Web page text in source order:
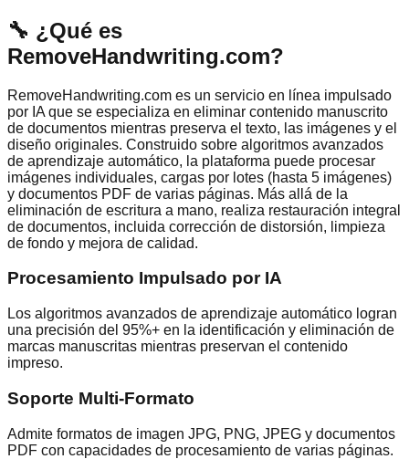
🔧 ¿Qué es
RemoveHandwriting.com?
RemoveHandwriting.com es un servicio en línea impulsado
por IA que se especializa en eliminar contenido manuscrito
de documentos mientras preserva el texto, las imágenes y el
diseño originales. Construido sobre algoritmos avanzados
de aprendizaje automático, la plataforma puede procesar
imágenes individuales, cargas por lotes (hasta 5 imágenes)
y documentos PDF de varias páginas. Más allá de la
eliminación de escritura a mano, realiza restauración integral
de documentos, incluida corrección de distorsión, limpieza
de fondo y mejora de calidad.
Procesamiento Impulsado por IA
Los algoritmos avanzados de aprendizaje automático logran
una precisión del 95%+ en la identificación y eliminación de
marcas manuscritas mientras preservan el contenido
impreso.
Soporte Multi-Formato
Admite formatos de imagen JPG, PNG, JPEG y documentos
PDF con capacidades de procesamiento de varias páginas.